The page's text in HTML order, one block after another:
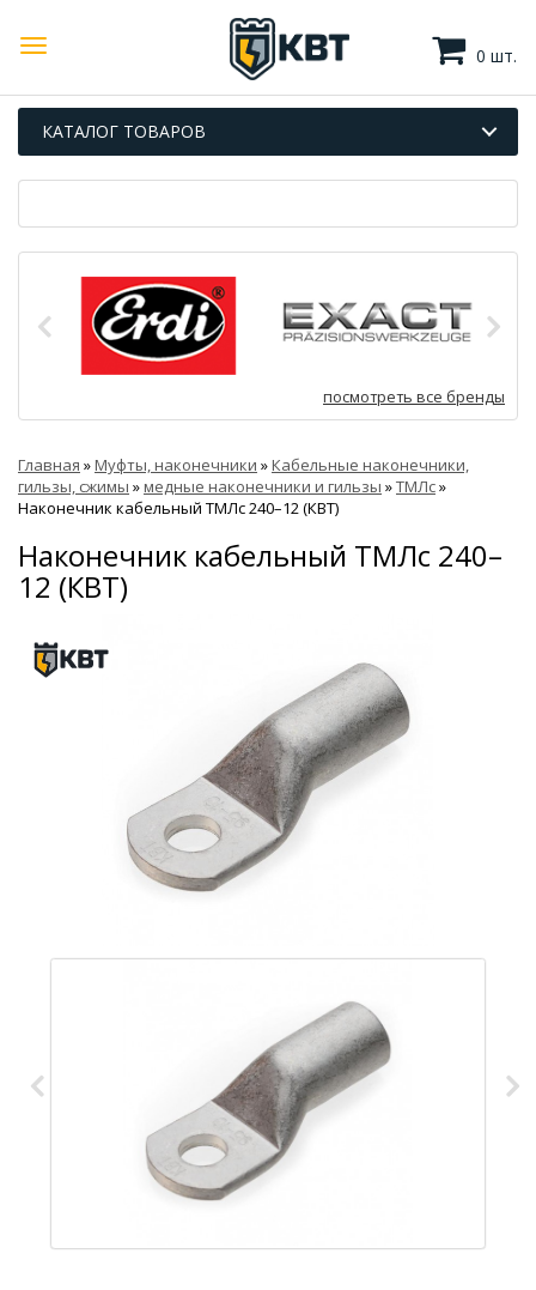
0 шт.
КАТАЛОГ ТОВАРОВ
посмотреть все бренды
Главная »Муфты, наконечники »Кабельные наконечники,
гильзы, сжимы »медные наконечники и гильзы »ТМЛс»
Наконечник кабельный ТМЛс 240–12 (КВТ)
Наконечник кабельный ТМЛс 240–
12 (КВТ)